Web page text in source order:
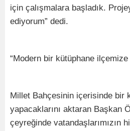
için çalışmalara başladık.
ediyorum” dedi.
“Modern bir kütüphane ilçemize
Millet Bahçesinin içerisinde bir
yapacaklarını aktaran Başkan
çeyreğinde vatandaşlarımızın